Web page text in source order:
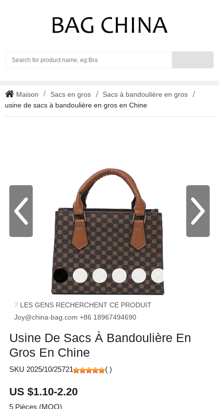
Maison Sacs en gros
Sacs à bandoulière en gros
usine de sacs à bandoulière en gros en Chine
7 LES GENS RECHERCHENT CE PRODUIT
Joy@china-bag.com +86 18967494690
Usine De Sacs À Bandoulière En
Gros En Chine
SKU 2025/10/25721 ( )
US $1.10-2.20
5 Pièces (MOQ)